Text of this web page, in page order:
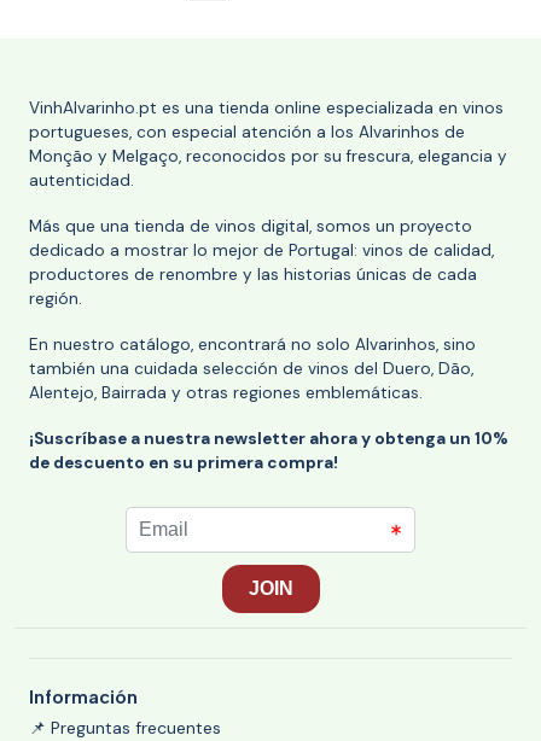
VinhAlvarinho.pt es una tienda online especializada en vinos
portugueses, con especial atención a los Alvarinhos de
Monção y Melgaço, reconocidos por su frescura, elegancia y
autenticidad.
Más que una tienda de vinos digital, somos un proyecto
dedicado a mostrar lo mejor de Portugal: vinos de calidad,
productores de renombre y las historias únicas de cada
región.
En nuestro catálogo, encontrará no solo Alvarinhos, sino
también una cuidada selección de vinos del Duero, Dão,
Alentejo, Bairrada y otras regiones emblemáticas.
¡Suscríbase a nuestra newsletter ahora y obtenga un 10%
de descuento en su primera compra!
Información
📌 Preguntas frecuentes